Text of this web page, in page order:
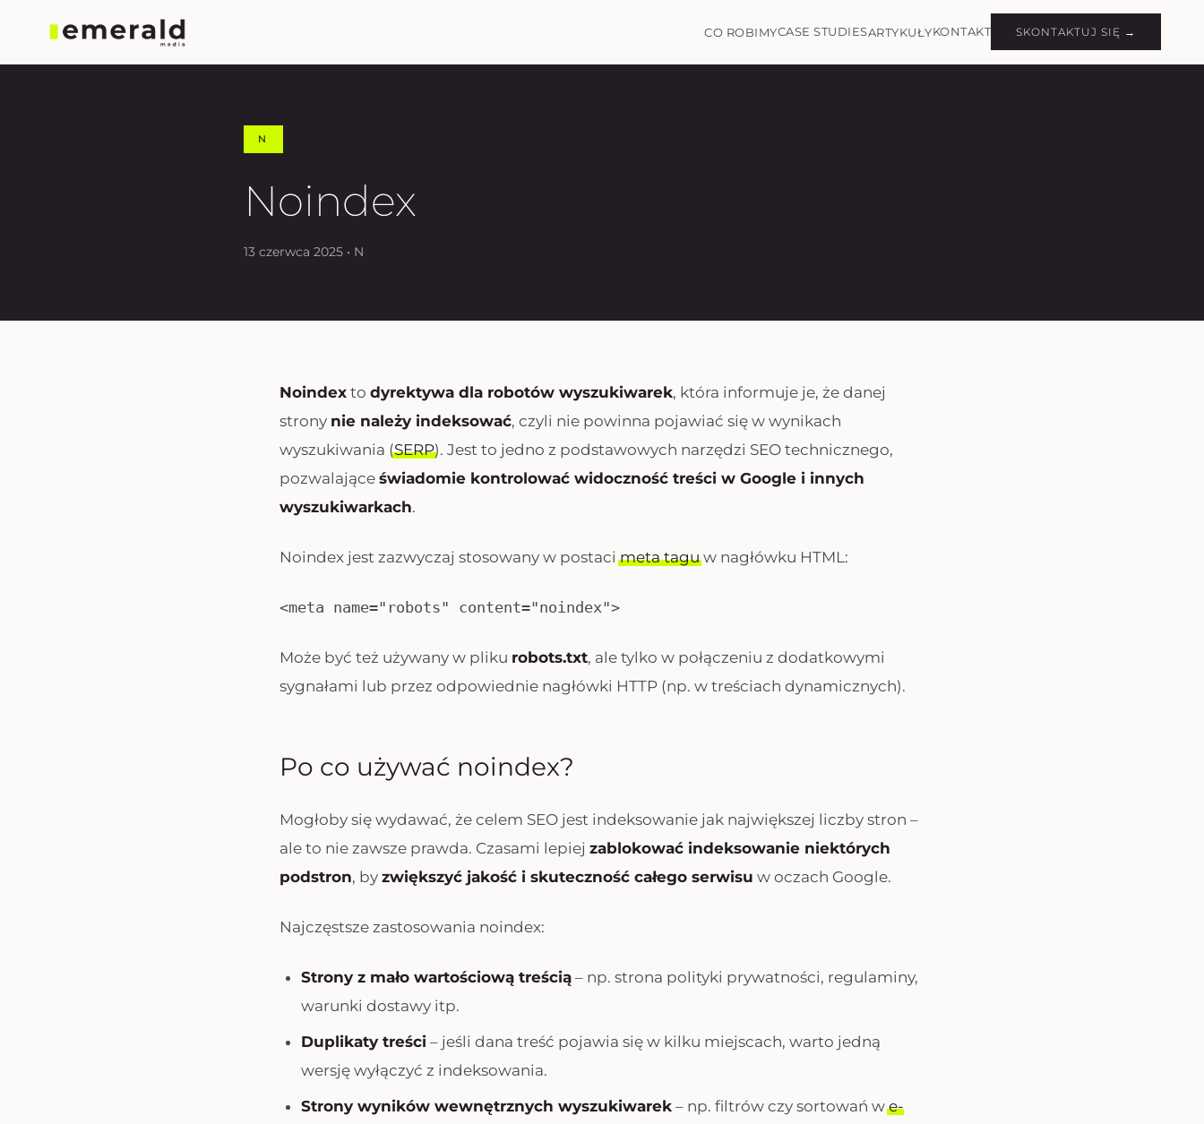
CO ROBIMYCASE STUDIESARTYKUŁYKONTAKT SKONTAKTUJ SIĘ →
N
Noindex
13 czerwca 2025 • N
Noindex to dyrektywa dla robotów wyszukiwarek, która informuje je, że danej
strony nie należy indeksować, czyli nie powinna pojawiać się w wynikach
wyszukiwania (SERP). Jest to jedno z podstawowych narzędzi SEO technicznego,
pozwalające świadomie kontrolować widoczność treści w Google i innych
wyszukiwarkach.
Noindex jest zazwyczaj stosowany w postacimeta taguw nagłówku HTML:
<meta name="robots" content="noindex">
Może być też używany w pliku robots.txt, ale tylko w połączeniu z dodatkowymi
sygnałami lub przez odpowiednie nagłówki HTTP (np. w treściach dynamicznych).
Po co używać noindex?
Mogłoby się wydawać, że celem SEO jest indeksowanie jak największej liczby stron –
ale to nie zawsze prawda. Czasami lepiej zablokować indeksowanie niektórych
podstron, by zwiększyć jakość i skuteczność całego serwisu w oczach Google.
Najczęstsze zastosowania noindex:
Strony z mało wartościową treścią – np. strona polityki prywatności, regulaminy,
warunki dostawy itp.
Duplikaty treści – jeśli dana treść pojawia się w kilku miejscach, warto jedną
wersję wyłączyć z indeksowania.
Strony wyników wewnętrznych wyszukiwarek – np. filtrów czy sortowań we-